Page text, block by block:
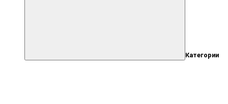
Категории